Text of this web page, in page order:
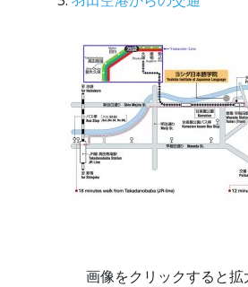
画像をクリックすると拡